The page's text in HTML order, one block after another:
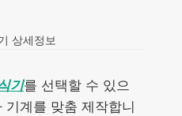
상세정보
기를 선택할 수 있으
계를 맞춤 제작합니